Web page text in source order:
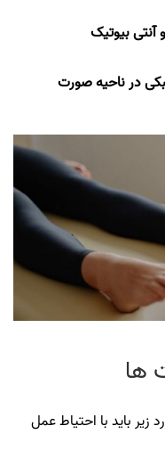
بیوتیک
در ناحیه صورت
ها
زیر باید با احتیاط عمل